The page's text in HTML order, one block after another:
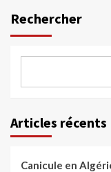
Rechercher
Articles récents
Canicule en